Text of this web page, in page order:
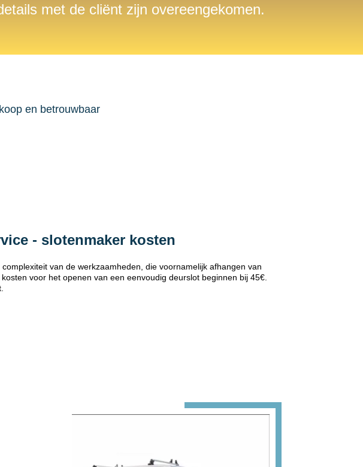
met de cliënt zijn overeengekomen.
en betrouwbaar
- slotenmaker kosten
van de werkzaamheden, die voornamelijk afhangen van
voor het openen van een eenvoudig deurslot beginnen bij 45€.